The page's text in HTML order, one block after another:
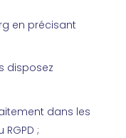
en précisant
disposez
dans les
;